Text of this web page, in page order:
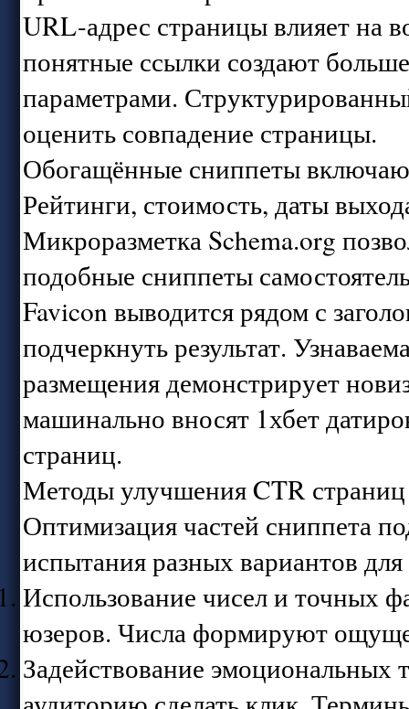
URL-адрес страницы влияет на
понятные ссылки создают
параметрами.
оценить совпадение страницы.
Обогащённые сниппеты
Рейтинги, стоимость, даты
Микроразметка Schema.org
подобные сниппеты
Favicon выводится рядом с
подчеркнуть результат.
размещения демонстрирует
машинально вносят 1хбет
страниц.
Методы улучшения CTR страниц
Оптимизация частей сниппета
испытания разных вариантов
Использование чисел и точных
юзеров. Числа формируют
Задействование эмоциональных